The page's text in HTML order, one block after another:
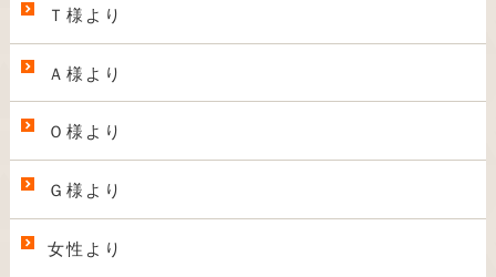
Ｔ様より
Ａ様より
Ｏ様より
Ｇ様より
女性より